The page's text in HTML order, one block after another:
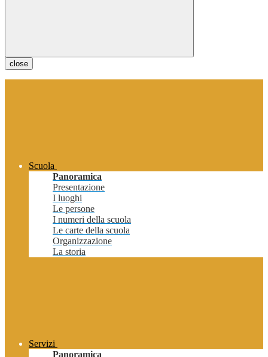
close
Scuola
Panoramica
Presentazione
I luoghi
Le persone
I numeri della scuola
Le carte della scuola
Organizzazione
La storia
Servizi
Panoramica